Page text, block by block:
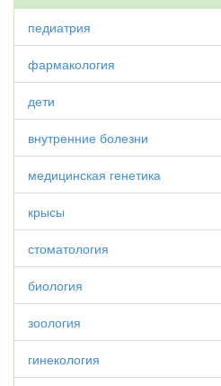
педиатрия
фармакология
дети
внутренние болезни
медицинская генетика
крысы
стоматология
биология
зоология
гинекология